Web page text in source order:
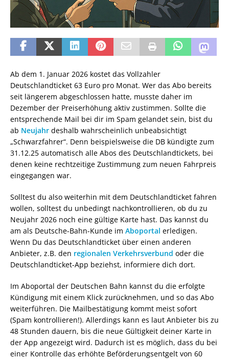
Ab dem 1. Januar 2026 kostet das Vollzahler
Deutschlandticket 63 Euro pro Monat. Wer das Abo bereits
seit längerem abgeschlossen hatte, musste daher im
Dezember der Preiserhöhung aktiv zustimmen. Sollte die
entsprechende Mail bei dir im Spam gelandet sein, bist du
ab Neujahr deshalb wahrscheinlich unbeabsichtigt
„Schwarzfahrer“. Denn beispielsweise die DB kündigte zum
31.12.25 automatisch alle Abos des Deutschlandtickets, bei
denen keine rechtzeitige Zustimmung zum neuen Fahrpreis
eingegangen war.
Solltest du also weiterhin mit dem Deutschlandticket fahren
wollen, solltest du unbedingt nachkontrollieren, ob du zu
Neujahr 2026 noch eine gültige Karte hast. Das kannst du
am als Deutsche-Bahn-Kunde im Aboportal erledigen.
Wenn Du das Deutschlandticket über einen anderen
Anbieter, z.B. den regionalen Verkehrsverbund oder die
Deutschlandticket-App beziehst, informiere dich dort.
Im Aboportal der Deutschen Bahn kannst du die erfolgte
Kündigung mit einem Klick zurücknehmen, und so das Abo
weiterführen. Die Mailbestätigung kommt meist sofort
(Spam kontrollieren!). Allerdings kann es laut Anbieter bis zu
48 Stunden dauern, bis die neue Gültigkeit deiner Karte in
der App angezeigt wird. Dadurch ist es möglich, dass du bei
einer Kontrolle das erhöhte Beförderungsentgelt von 60